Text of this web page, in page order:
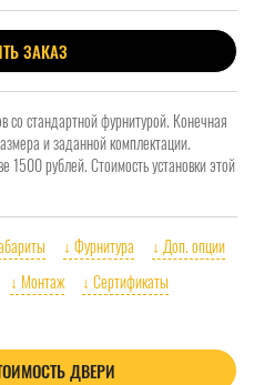
ЗАКАЗ
со стандартной фурнитурой. Конечная
и заданной комплектации.
1500 рублей. Стоимость установки этой
↓ Фурнитура
↓ Доп. опции
↓ Монтаж
↓ Сертификаты
ДВЕРИ